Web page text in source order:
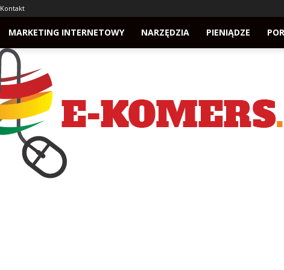
Kontakt
MARKETING INTERNETOWY NARZĘDZIA PIENIĄDZE